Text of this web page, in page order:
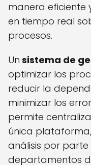
manera eficiente
en tiempo real
procesos.
Un sistema de
optimizar los
reducir la
minimizar los
permite
única
análisis por
departamentos